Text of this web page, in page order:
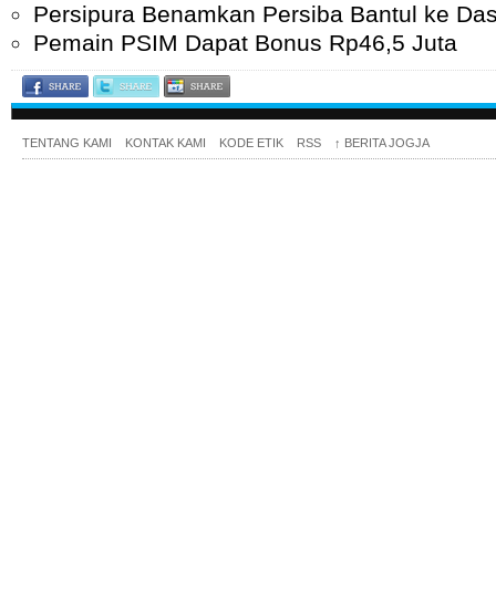
Persipura Benamkan Persiba Bantul ke
Pemain PSIM Dapat Bonus Rp46,5 Juta
TENTANG KAMI KONTAK KAMI KODE ETIK RSS ↑ BERITA JOGJA